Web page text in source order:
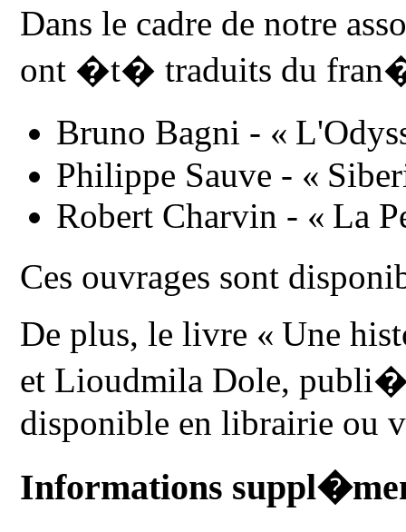
Dans le cadre de notre
ont �t� traduits du
Bruno Bagni - «
Philippe Sauve - «
Robert Charvin - « La
Ces ouvrages sont
De plus, le livre « Une
et Lioudmila Dole, publi�
disponible en librairie ou
Informations